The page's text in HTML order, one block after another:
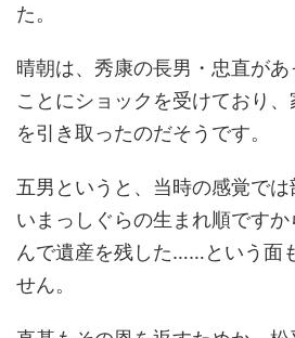
た。
晴朝は、秀康の長男・忠直が
ことにショックを受けており
を引き取ったのだそうです。
五男というと、当時の感覚で
いまっしぐらの生まれ順です
んで遺産を残した……という面
せん。